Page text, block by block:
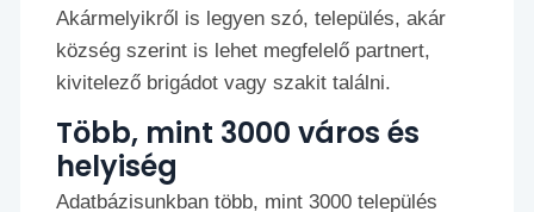
Akármelyikről is legyen szó, település, akár
község szerint is lehet megfelelő partnert,
kivitelező brigádot vagy szakit találni.
Több, mint 3000 város és
helyiség
Adatbázisunkban több, mint 3000 település